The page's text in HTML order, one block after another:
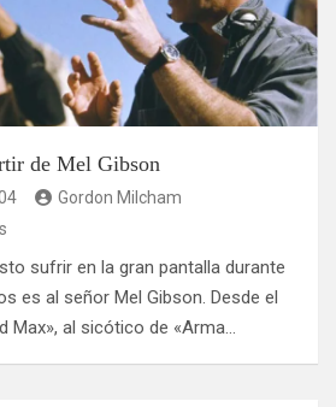
de Mel Gibson
Gordon Milcham
sufrir en la gran pantalla durante
es al señor Mel Gibson. Desde el
Max», al sicótico de «Arma…